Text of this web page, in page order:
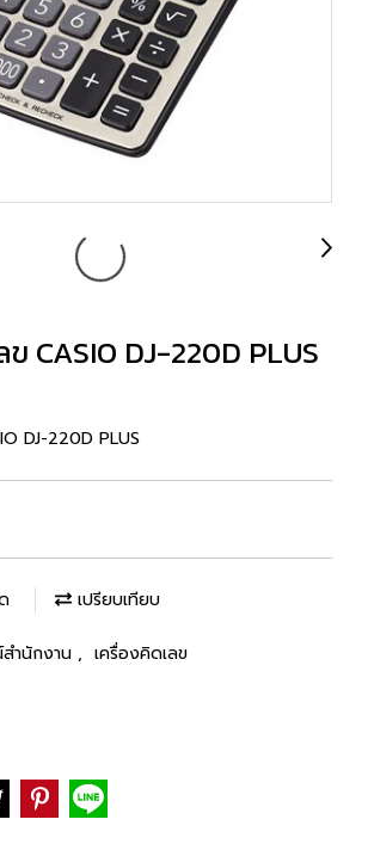
CASIO DJ-220D PLUS
DJ-220D PLUS
เปรียบเทียบ
ำนักงาน , เครื่องคิดเลข